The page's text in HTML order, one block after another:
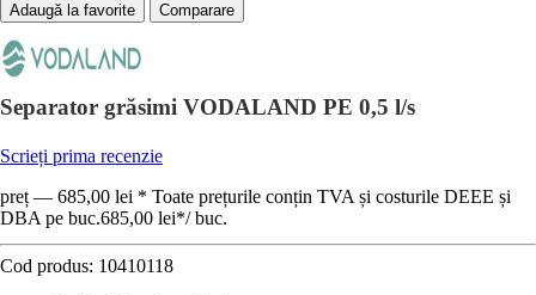
Comparare
Separator grăsimi VODALAND PE 0,5 l/s
Scrieți prima recenzie
preț — 685,00 lei * Toate prețurile conțin TVA și costurile DEEE și
DBA pe buc.685,00 lei*/ buc.
Cod produs: 10410118